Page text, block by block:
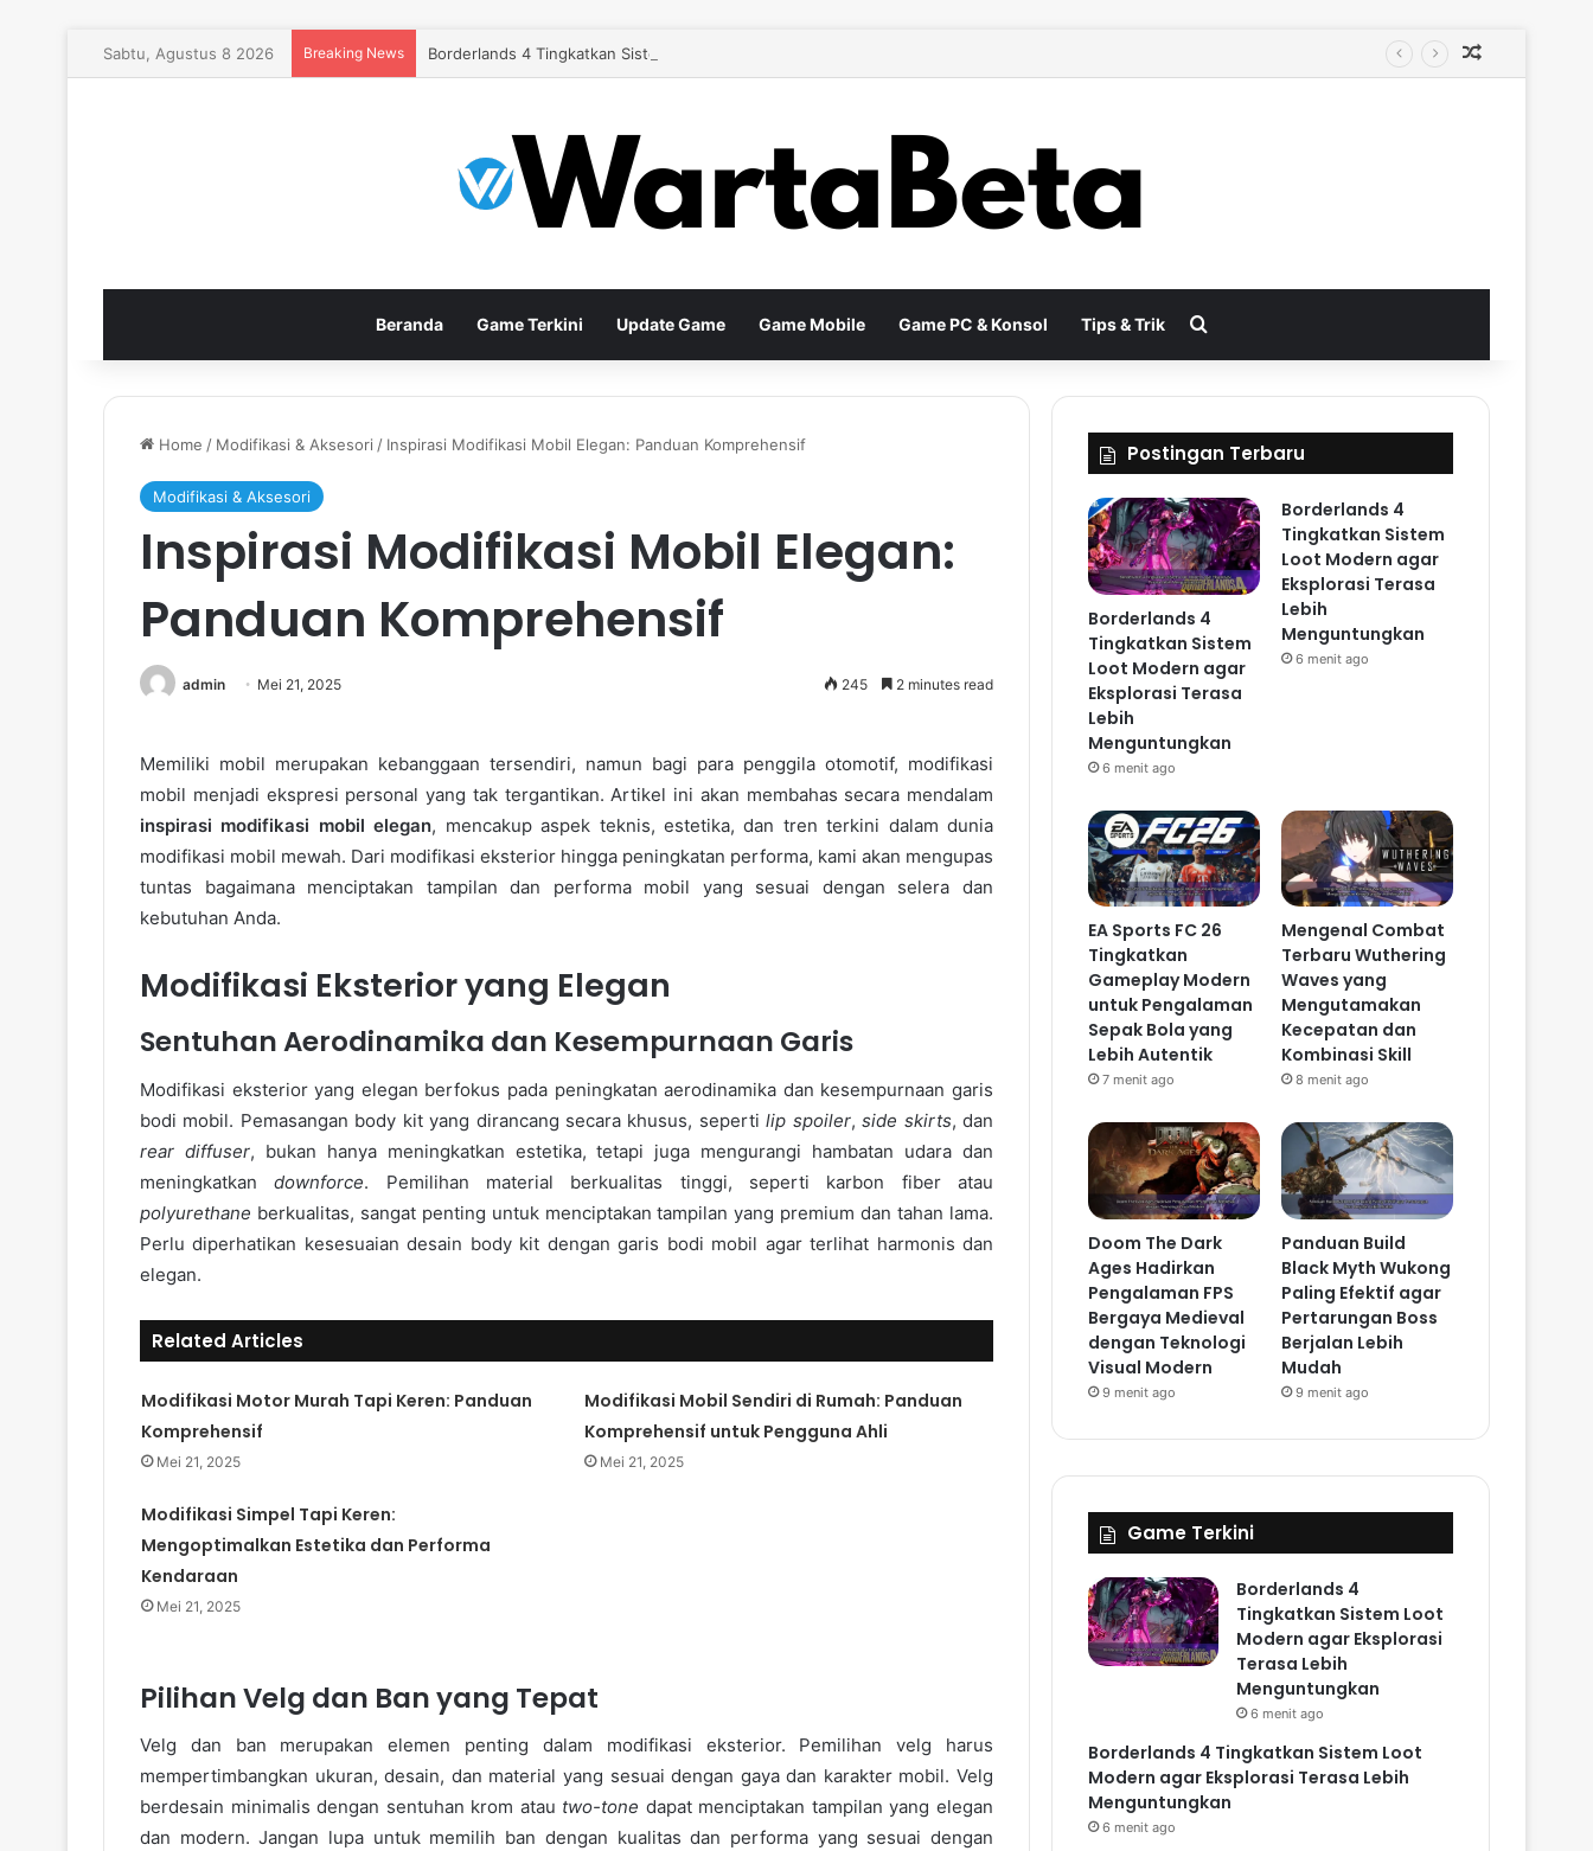
Sabtu, Agustus 8 2026 Breaking News Borderlands 4 Tingkatkan Sistem Loot Modern agar Eksplorasi Terasa Lebih Menguntungkan
Beranda Game Terkini Update Game Game Mobile Game PC & Konsol Tips & Trik
Home / Modifikasi & Aksesori / Inspirasi Modifikasi Mobil Elegan: Panduan Komprehensif
Modifikasi & Aksesori
Inspirasi Modifikasi Mobil Elegan:
Panduan Komprehensif
admin Mei 21, 2025 245 2 minutes read
Memiliki mobil merupakan kebanggaan tersendiri, namun bagi para penggila otomotif, modifikasi
mobil menjadi ekspresi personal yang tak tergantikan. Artikel ini akan membahas secara mendalam
inspirasi modifikasi mobil elegan, mencakup aspek teknis, estetika, dan tren terkini dalam dunia
modifikasi mobil mewah. Dari modifikasi eksterior hingga peningkatan performa, kami akan mengupas
tuntas bagaimana menciptakan tampilan dan performa mobil yang sesuai dengan selera dan
kebutuhan Anda.
Modifikasi Eksterior yang Elegan
Sentuhan Aerodinamika dan Kesempurnaan Garis
Modifikasi eksterior yang elegan berfokus pada peningkatan aerodinamika dan kesempurnaan garis
bodi mobil. Pemasangan body kit yang dirancang secara khusus, sepertilip spoiler,side skirts, dan
rear diffuser, bukan hanya meningkatkan estetika, tetapi juga mengurangi hambatan udara dan
meningkatkandownforce. Pemilihan material berkualitas tinggi, seperti karbon fiber atau
polyurethane berkualitas, sangat penting untuk menciptakan tampilan yang premium dan tahan lama.
Perlu diperhatikan kesesuaian desain body kit dengan garis bodi mobil agar terlihat harmonis dan
elegan.
Related Articles
Modifikasi Motor Murah Tapi Keren: Panduan
Komprehensif
Mei 21, 2025
Modifikasi Mobil Sendiri di Rumah: Panduan
Komprehensif untuk Pengguna Ahli
Mei 21, 2025
Modifikasi Simpel Tapi Keren:
Mengoptimalkan Estetika dan Performa
Kendaraan
Mei 21, 2025
Pilihan Velg dan Ban yang Tepat
Velg dan ban merupakan elemen penting dalam modifikasi eksterior. Pemilihan velg harus
mempertimbangkan ukuran, desain, dan material yang sesuai dengan gaya dan karakter mobil. Velg
berdesain minimalis dengan sentuhan krom atau two-tone dapat menciptakan tampilan yang elegan
dan modern. Jangan lupa untuk memilih ban dengan kualitas dan performa yang sesuai dengan
Postingan Terbaru
Borderlands 4
Tingkatkan Sistem
Loot Modern agar
Eksplorasi Terasa
Lebih
Menguntungkan
6 menit ago
Borderlands 4
Tingkatkan Sistem
Loot Modern agar
Eksplorasi Terasa
Lebih
Menguntungkan
6 menit ago
EA Sports FC 26
Tingkatkan
Gameplay Modern
untuk Pengalaman
Sepak Bola yang
Lebih Autentik
7 menit ago
Mengenal Combat
Terbaru Wuthering
Waves yang
Mengutamakan
Kecepatan dan
Kombinasi Skill
8 menit ago
Doom The Dark
Ages Hadirkan
Pengalaman FPS
Bergaya Medieval
dengan Teknologi
Visual Modern
9 menit ago
Panduan Build
Black Myth Wukong
Paling Efektif agar
Pertarungan Boss
Berjalan Lebih
Mudah
9 menit ago
Game Terkini
Borderlands 4
Tingkatkan Sistem Loot
Modern agar Eksplorasi
Terasa Lebih
Menguntungkan
6 menit ago
Borderlands 4 Tingkatkan Sistem Loot
Modern agar Eksplorasi Terasa Lebih
Menguntungkan
6 menit ago